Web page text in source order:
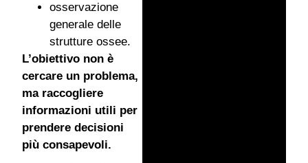
osservazione
generale delle
strutture ossee.
L’obiettivo non è
cercare un problema,
ma raccogliere
informazioni utili per
prendere decisioni
più consapevoli.